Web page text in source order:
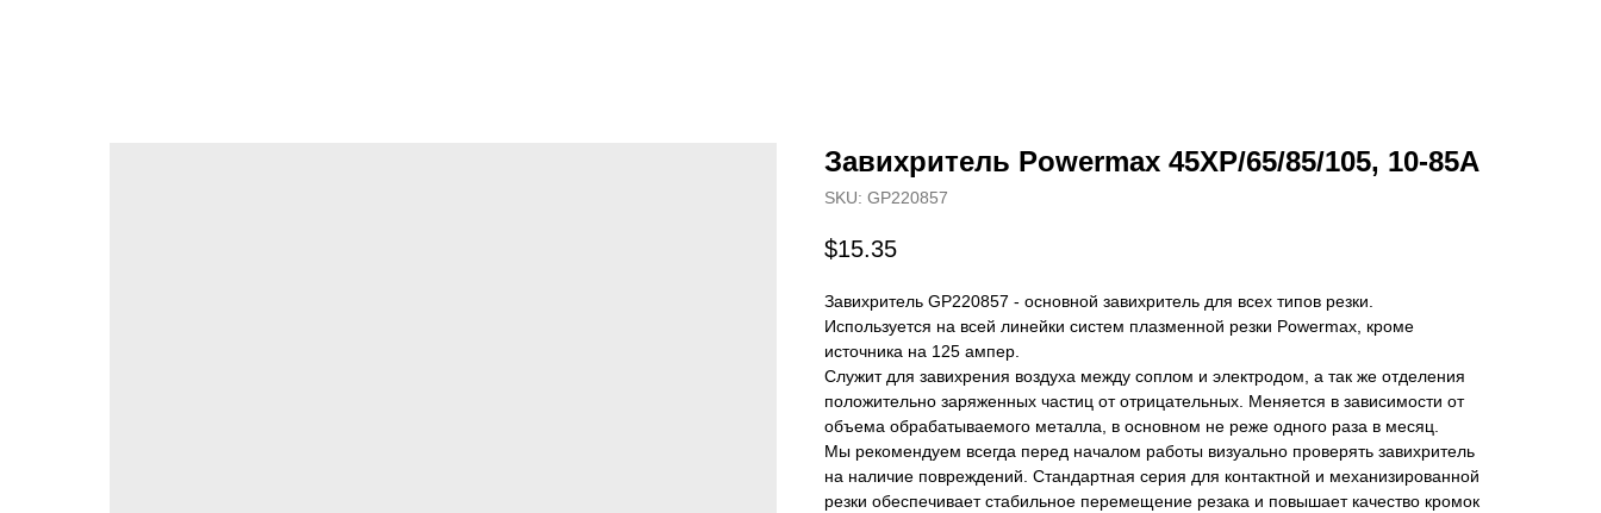
Завихритель Powermax 45XP/65/85/105, 10-85A
SKU: GP220857
$15.35
Завихритель GP220857 - основной завихритель для всех типов резки.
Используется на всей линейки систем плазменной резки Powermax, кроме
источника на 125 ампер.
Служит для завихрения воздуха между соплом и электродом, а так же отделения
положительно заряженных частиц от отрицательных. Меняется в зависимости от
объема обрабатываемого металла, в основном не реже одного раза в месяц.
Мы рекомендуем всегда перед началом работы визуально проверять завихритель
на наличие повреждений. Стандартная серия для контактной и механизированной
резки обеспечивает стабильное перемещение резака и повышает качество кромок